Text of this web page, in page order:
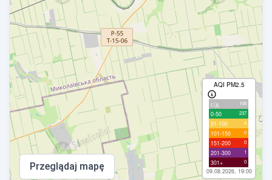
AQI PM2.5
с/д 108
0-50 237
51-100 4
101-150 0
151-200 0
201-300 1
301+ 0
09.08.2026, 19:00
Przeglądaj mapę